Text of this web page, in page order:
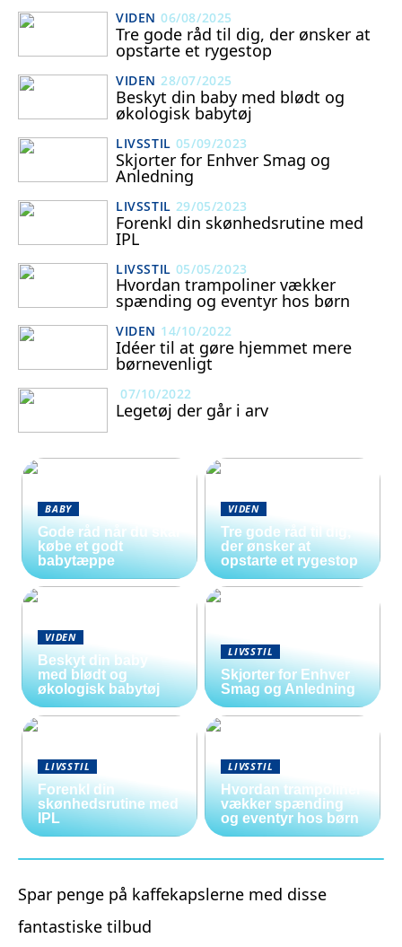
VIDEN 06/08/2025
Tre gode råd til dig, der ønsker at
opstarte et rygestop
VIDEN 28/07/2025
Beskyt din baby med blødt og
økologisk babytøj
LIVSSTIL 05/09/2023
Skjorter for Enhver Smag og
Anledning
LIVSSTIL 29/05/2023
Forenkl din skønhedsrutine med
IPL
LIVSSTIL 05/05/2023
Hvordan trampoliner vækker
spænding og eventyr hos børn
VIDEN 14/10/2022
Idéer til at gøre hjemmet mere
børnevenligt
07/10/2022
Legetøj der går i arv
BABY
Gode råd når du skal
købe et godt
babytæppe
VIDEN
Tre gode råd til dig,
der ønsker at
opstarte et rygestop
VIDEN
Beskyt din baby
med blødt og
økologisk babytøj
LIVSSTIL
Skjorter for Enhver
Smag og Anledning
LIVSSTIL
Forenkl din
skønhedsrutine med
IPL
LIVSSTIL
Hvordan trampoliner
vækker spænding
og eventyr hos børn
Spar penge på kaffekapslerne med disse
fantastiske tilbud